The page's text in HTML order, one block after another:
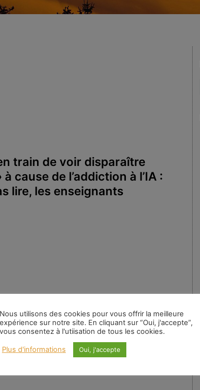
train de voir disparaître
cause de l’addiction à l’IA :
lire, les enseignants
Nous utilisons des cookies pour vous offrir la meilleure
expérience sur notre site. En cliquant sur “Oui, j'accepte”,
vous consentez à l'utiisation de tous les cookies.
Plus d'informations Oui, j'accepte